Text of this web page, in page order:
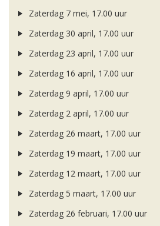
Zaterdag 7 mei, 17.00 uur
Zaterdag 30 april, 17.00 uur
Zaterdag 23 april, 17.00 uur
Zaterdag 16 april, 17.00 uur
Zaterdag 9 april, 17.00 uur
Zaterdag 2 april, 17.00 uur
Zaterdag 26 maart, 17.00 uur
Zaterdag 19 maart, 17.00 uur
Zaterdag 12 maart, 17.00 uur
Zaterdag 5 maart, 17.00 uur
Zaterdag 26 februari, 17.00 uur